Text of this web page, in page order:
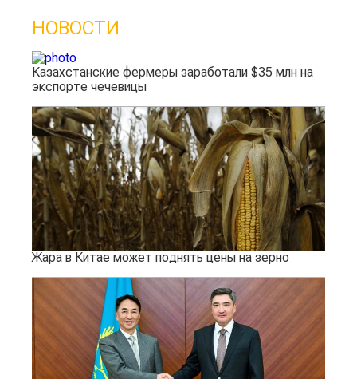
НОВОСТИ
Казахстанские фермеры заработали $35 млн на
экспорте чечевицы
Жара в Китае может поднять цены на зерно